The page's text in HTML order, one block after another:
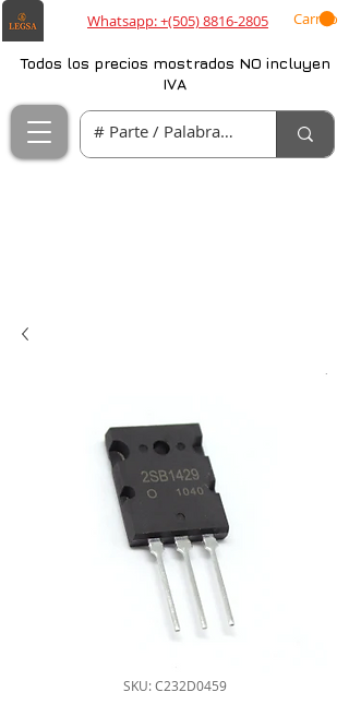
Whatsapp: +(505) 8816-2805 Carrito
Todos los precios mostrados NO incluyen
IVA
SKU: C232D0459